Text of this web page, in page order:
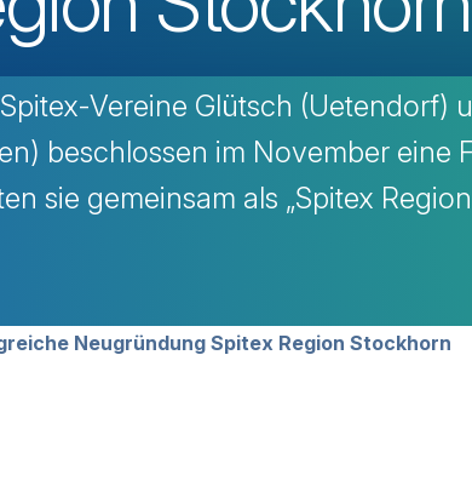
Vereine Glütsch (Uetendorf)
beschlossen im November eine
sie gemeinsam als „Spitex
Neugründung Spitex Region Stockhorn